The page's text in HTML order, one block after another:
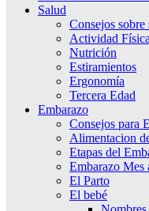
Salud
Consejos sobre
Actividad Fí­sica
Nutrición
Estiramientos
Ergonomí­a
Tercera Edad
Embarazo
Consejos para
Alimentacion
Etapas del
Embarazo Mes
El Parto
El bebé